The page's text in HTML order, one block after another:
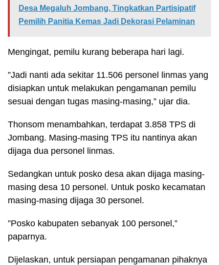
Desa Megaluh Jombang, Tingkatkan Partisipatif
Pemilih Panitia Kemas Jadi Dekorasi Pelaminan
Mengingat, pemilu kurang beberapa hari lagi.
”Jadi nanti ada sekitar 11.506 personel linmas yang
disiapkan untuk melakukan pengamanan pemilu
sesuai dengan tugas masing-masing,” ujar dia.
Thonsom menambahkan, terdapat 3.858 TPS di
Jombang. Masing-masing TPS itu nantinya akan
dijaga dua personel linmas.
Sedangkan untuk posko desa akan dijaga masing-
masing desa 10 personel. Untuk posko kecamatan
masing-masing dijaga 30 personel.
”Posko kabupaten sebanyak 100 personel,”
paparnya.
Dijelaskan, untuk persiapan pengamanan pihaknya